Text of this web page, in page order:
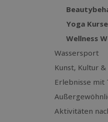
Yoga Kurse
Wellness
Wassersport
Kunst, Kultur
Erlebnisse mit
Aktivitäten